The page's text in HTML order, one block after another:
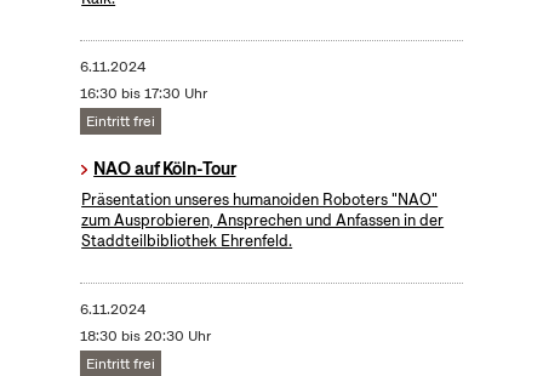
6.11.2024
16:30 bis 17:30 Uhr
Eintritt frei
NAO auf Köln-Tour
Präsentation unseres humanoiden Roboters "NAO"
zum Ausprobieren, Ansprechen und Anfassen in der
Staddteilbibliothek Ehrenfeld.
6.11.2024
18:30 bis 20:30 Uhr
Eintritt frei